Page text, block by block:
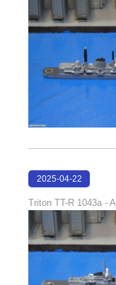
2025-04-22
Triton TT-R 1043a -